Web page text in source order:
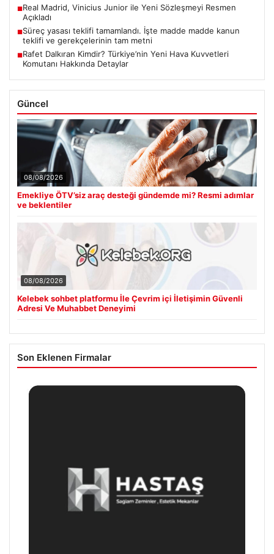
■Real Madrid, Vinicius Junior ile Yeni Sözleşmeyi Resmen
Açıkladı
■Süreç yasası teklifi tamamlandı. İşte madde madde kanun
teklifi ve gerekçelerinin tam metni
■Rafet Dalkıran Kimdir? Türkiye’nin Yeni Hava Kuvvetleri
Komutanı Hakkında Detaylar
Güncel
08/08/2026
Emekliye ÖTV’siz araç desteği gündemde mi? Resmi adımlar
ve beklentiler
08/08/2026
Kelebek sohbet platformu İle Çevrim içi İletişimin Güvenli
Adresi Ve Muhabbet Deneyimi
Son Eklenen Firmalar